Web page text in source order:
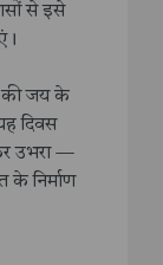
से इसे
की जय के
दिवस
उभरा —
के निर्माण